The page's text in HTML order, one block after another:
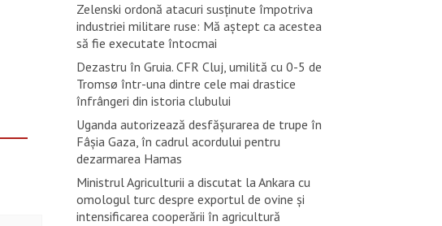
Zelenski ordonă atacuri susţinute împotriva
industriei militare ruse: Mă aştept ca acestea
să fie executate întocmai
Dezastru în Gruia. CFR Cluj, umilită cu 0-5 de
Tromsø într-una dintre cele mai drastice
înfrângeri din istoria clubului
Uganda autorizează desfăşurarea de trupe în
Fâşia Gaza, în cadrul acordului pentru
dezarmarea Hamas
Ministrul Agriculturii a discutat la Ankara cu
omologul turc despre exportul de ovine și
intensificarea cooperării în agricultură